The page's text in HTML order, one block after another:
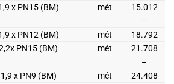
x PN15 (BM)
mét
15.012
–
x PN12 (BM)
mét
18.792
PN15 (BM)
mét
21.708
–
x PN9 (BM)
mét
24.408